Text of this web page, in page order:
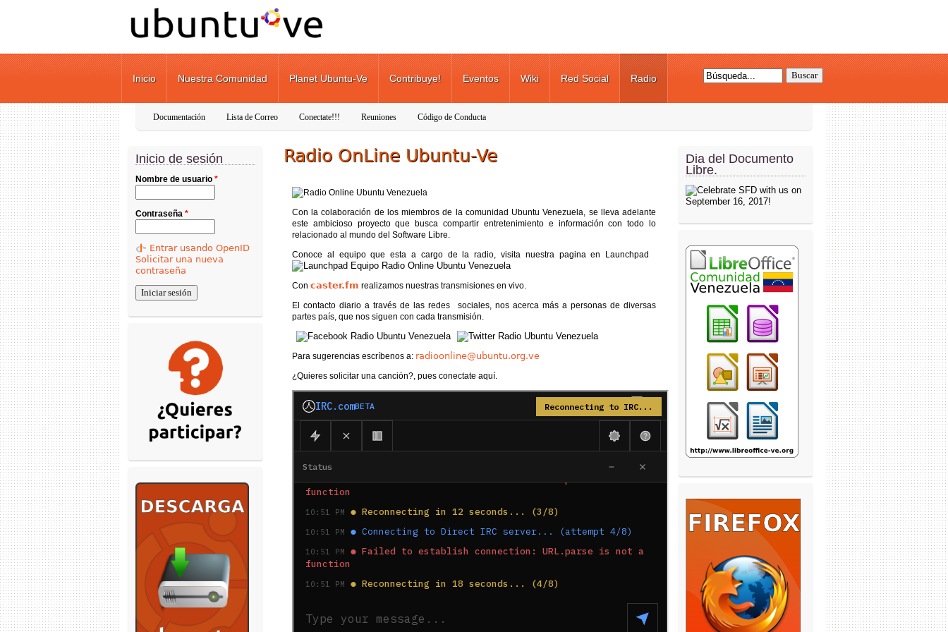
Inicio Nuestra Comunidad Planet Ubuntu-Ve Contribuye! Eventos Wiki Red Social Radio
Formulario de búsqueda
Documentación Lista de Correo Conectate!!! Reuniones Código de Conducta
Inicio de sesión
Nombre de usuario *
Contraseña *
Entrar usando OpenID
Solicitar una nueva
contraseña
Dia del Documento
Libre.
Radio OnLine Ubuntu-Ve
Con la colaboración de los miembros de la comunidad Ubuntu Venezuela, se lleva adelante
este ambicioso proyecto que busca compartir entretenimiento e información con todo lo
relacionado al mundo del Software Libre.
Conoce al equipo que esta a cargo de la radio, visita nuestra pagina en Launchpad
Con caster.fm realizamos nuestras transmisiones en vivo.
El contacto diario a través de las redes sociales, nos acerca más a personas de diversas
partes país, que nos siguen con cada transmisión.
Para sugerencias escríbenos a: radioonline@ubuntu.org.ve
¿Quieres solicitar una canción?, pues conectate aquí.